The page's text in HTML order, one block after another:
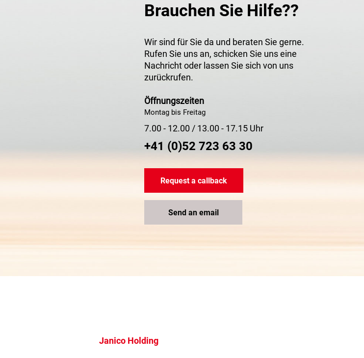
Brauchen Sie Hilfe??
Wir sind für Sie da und beraten Sie gerne.
Rufen Sie uns an, schicken Sie uns eine
Nachricht oder lassen Sie sich von uns
zurückrufen.
Öffnungszeiten
Montag bis Freitag
7.00 - 12.00 / 13.00 - 17.15 Uhr
+41 (0)52 723 63 30
Request a callback
Send an email
Janico Holding